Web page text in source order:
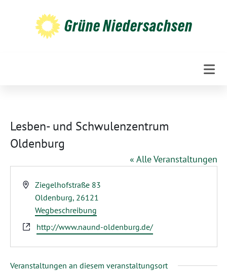
Grüne Niedersachsen
Lesben- und Schwulenzentrum
Oldenburg
« Alle Veranstaltungen
AdresseZiegelhofstraße 83
Oldenburg, 26121
Wegbeschreibung
Webseitehttp://www.naund-oldenburg.de/
Veranstaltungen an diesem veranstaltungsort